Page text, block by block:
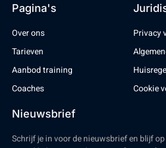
Pagina's
Over ons
Tarieven
Aanbod training
Coaches
Privacy
Cookie
Nieuwsbrief
Schrijf je in voor de nieuwsbrief en blijf